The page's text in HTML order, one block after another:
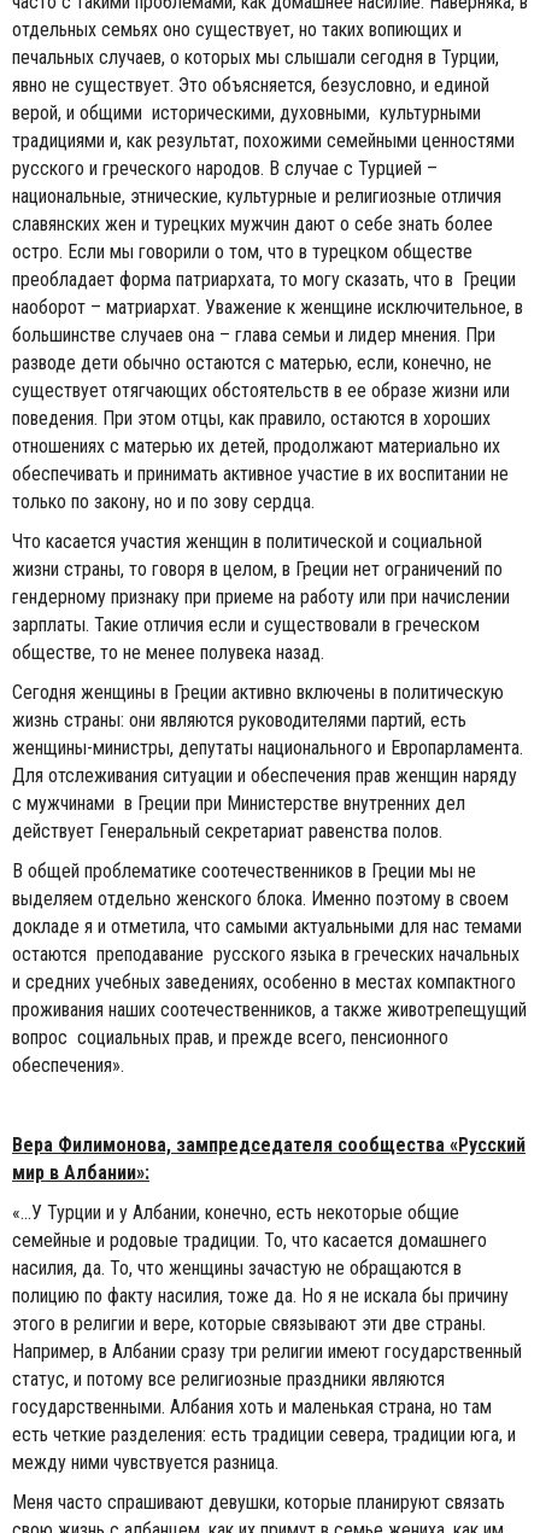
отдельных семьях оно существует, но таких вопиющих и
печальных случаев, о которых мы слышали сегодня в Турции,
явно не существует. Это объясняется, безусловно, и единой
верой, и общими историческими, духовными, культурными
традициями и, как результат, похожими семейными ценностями
русского и греческого народов. В случае с Турцией –
национальные, этнические, культурные и религиозные отличия
славянских жен и турецких мужчин дают о себе знать более
остро. Если мы говорили о том, что в турецком обществе
преобладает форма патриархата, то могу сказать, что в Греции
наоборот – матриархат. Уважение к женщине исключительное, в
большинстве случаев она – глава семьи и лидер мнения. При
разводе дети обычно остаются с матерью, если, конечно, не
существует отягчающих обстоятельств в ее образе жизни или
поведения. При этом отцы, как правило, остаются в хороших
отношениях с матерью их детей, продолжают материально их
обеспечивать и принимать активное участие в их воспитании не
только по закону, но и по зову сердца.
Что касается участия женщин в политической и социальной
жизни страны, то говоря в целом, в Греции нет ограничений по
гендерному признаку при приеме на работу или при начислении
зарплаты. Такие отличия если и существовали в греческом
обществе, то не менее полувека назад.
Сегодня женщины в Греции активно включены в политическую
жизнь страны: они являются руководителями партий, есть
женщины-министры, депутаты национального и Европарламента.
Для отслеживания ситуации и обеспечения прав женщин наряду
с мужчинами в Греции при Министерстве внутренних дел
действует Генеральный секретариат равенства полов.
В общей проблематике соотечественников в Греции мы не
выделяем отдельно женского блока. Именно поэтому в своем
докладе я и отметила, что самыми актуальными для нас темами
остаются преподавание русского языка в греческих начальных
и средних учебных заведениях, особенно в местах компактного
проживания наших соотечественников, а также животрепещущий
вопрос социальных прав, и прежде всего, пенсионного
обеспечения».
Вера Филимонова, зампредседателя сообщества «Русский
мир в Албании»:
«…У Турции и у Албании, конечно, есть некоторые общие
семейные и родовые традиции. То, что касается домашнего
насилия, да. То, что женщины зачастую не обращаются в
полицию по факту насилия, тоже да. Но я не искала бы причину
этого в религии и вере, которые связывают эти две страны.
Например, в Албании сразу три религии имеют государственный
статус, и потому все религиозные праздники являются
государственными. Албания хоть и маленькая страна, но там
есть четкие разделения: есть традиции севера, традиции юга, и
между ними чувствуется разница.
Меня часто спрашивают девушки, которые планируют связать